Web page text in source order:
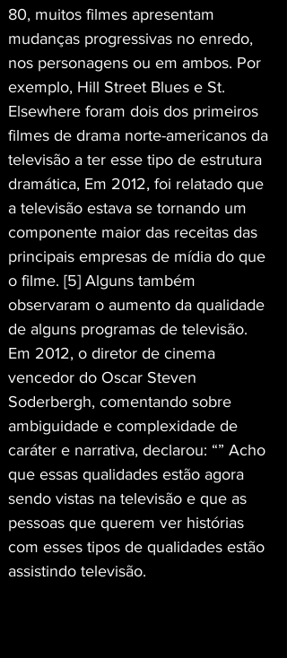
80, muitos filmes apresentam
mudanças progressivas no enredo,
nos personagens ou em ambos. Por
exemplo, Hill Street Blues e St.
Elsewhere foram dois dos primeiros
filmes de drama norte-americanos da
televisão a ter esse tipo de estrutura
dramática, Em 2012, foi relatado que
a televisão estava se tornando um
componente maior das receitas das
principais empresas de mídia do que
o filme. [5] Alguns também
observaram o aumento da qualidade
de alguns programas de televisão.
Em 2012, o diretor de cinema
vencedor do Oscar Steven
Soderbergh, comentando sobre
ambiguidade e complexidade de
caráter e narrativa, declarou: “” Acho
que essas qualidades estão agora
sendo vistas na televisão e que as
pessoas que querem ver histórias
com esses tipos de qualidades estão
assistindo televisão.